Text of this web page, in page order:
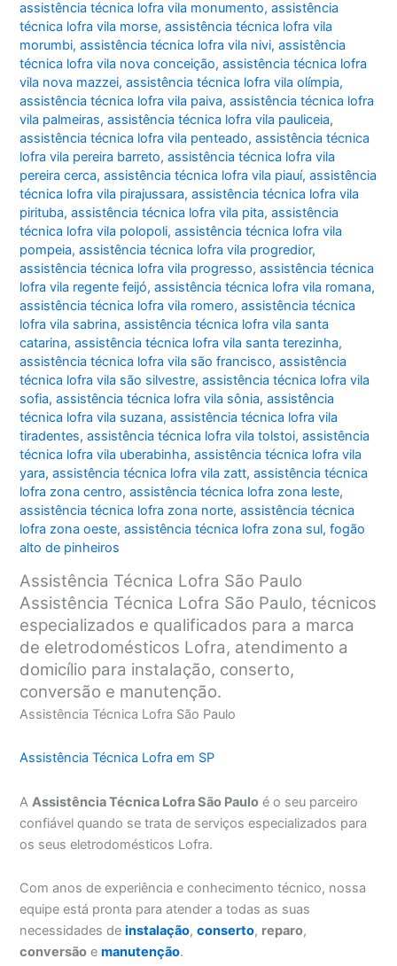
assistência técnica lofra vila monumento,assistência
técnica lofra vila morse,assistência técnica lofra vila
morumbi,assistência técnica lofra vila nivi,assistência
técnica lofra vila nova conceição,assistência técnica lofra
vila nova mazzei,assistência técnica lofra vila olímpia,
assistência técnica lofra vila paiva,assistência técnica lofra
vila palmeiras,assistência técnica lofra vila pauliceia,
assistência técnica lofra vila penteado,assistência técnica
lofra vila pereira barreto,assistência técnica lofra vila
pereira cerca,assistência técnica lofra vila piauí,assistência
técnica lofra vila pirajussara,assistência técnica lofra vila
pirituba,assistência técnica lofra vila pita,assistência
técnica lofra vila polopoli,assistência técnica lofra vila
pompeia,assistência técnica lofra vila progredior,
assistência técnica lofra vila progresso,assistência técnica
lofra vila regente feijó,assistência técnica lofra vila romana,
assistência técnica lofra vila romero,assistência técnica
lofra vila sabrina,assistência técnica lofra vila santa
catarina,assistência técnica lofra vila santa terezinha,
assistência técnica lofra vila são francisco,assistência
técnica lofra vila são silvestre,assistência técnica lofra vila
sofia,assistência técnica lofra vila sônia,assistência
técnica lofra vila suzana,assistência técnica lofra vila
tiradentes,assistência técnica lofra vila tolstoi,assistência
técnica lofra vila uberabinha,assistência técnica lofra vila
yara,assistência técnica lofra vila zatt,assistência técnica
lofra zona centro,assistência técnica lofra zona leste,
assistência técnica lofra zona norte,assistência técnica
lofra zona oeste,assistência técnica lofra zona sul,fogão
alto de pinheiros
Assistência Técnica Lofra São Paulo
Assistência Técnica Lofra São Paulo, técnicos
especializados e qualificados para a marca
de eletrodomésticos Lofra, atendimento a
domicílio para instalação, conserto,
conversão e manutenção.
Assistência Técnica Lofra São Paulo
Assistência Técnica Lofra em SP
AAssistência Técnica Lofra São Paulo é o seu parceiro
confiável quando se trata de serviços especializados para
os seus eletrodomésticos Lofra.
Com anos de experiência e conhecimento técnico, nossa
equipe está pronta para atender a todas as suas
necessidades deinstalação,conserto, reparo,
conversão emanutenção.